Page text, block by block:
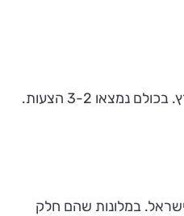
1. נבדקו 12 תיקי טיולים בארץ. בכולם נמצאו 3-2 הצעות.
בישראל. במלונות שהם חלק